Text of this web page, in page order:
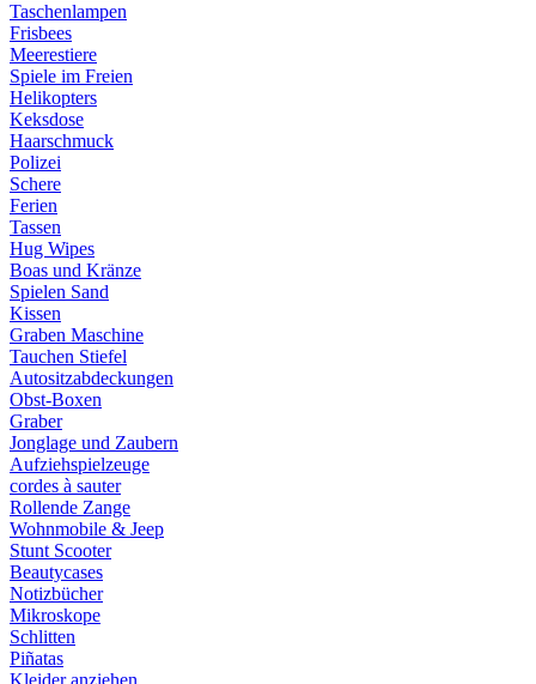
Taschenlampen
Frisbees
Meerestiere
Spiele im Freien
Helikopters
Keksdose
Haarschmuck
Polizei
Schere
Ferien
Tassen
Hug Wipes
Boas und Kränze
Spielen Sand
Kissen
Graben Maschine
Tauchen Stiefel
Autositzabdeckungen
Obst-Boxen
Graber
Jonglage und Zaubern
Aufziehspielzeuge
cordes à sauter
Rollende Zange
Wohnmobile & Jeep
Stunt Scooter
Beautycases
Notizbücher
Mikroskope
Schlitten
Piñatas
Kleider anziehen